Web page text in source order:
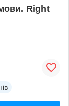
Right